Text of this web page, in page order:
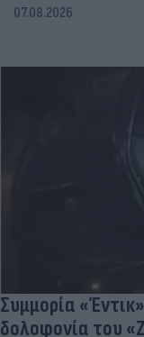
07.08.2026
Συμμορία
δολοφονία του